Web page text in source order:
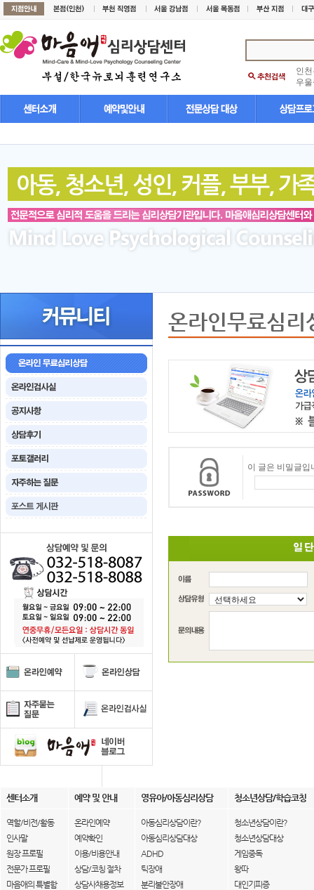
인
우
온라인무료심리
이 글은 비밀글입
센터소개 예약 및 안내 영유아/아동심리상담 청소년상담/학습코칭
역할/비전/활동
인사말
원장 프로필
전문가 프로필
마음애의 특별함
온라인예약
예약확인
이용/비용안내
상담/코칭 절차
상담사채용정보
아동심리상담이란?
아동심리상담대상
ADHD
틱장애
분리불안장애
청소년상담이란?
청소년상담대상
게임중독
왕따
대인기피증